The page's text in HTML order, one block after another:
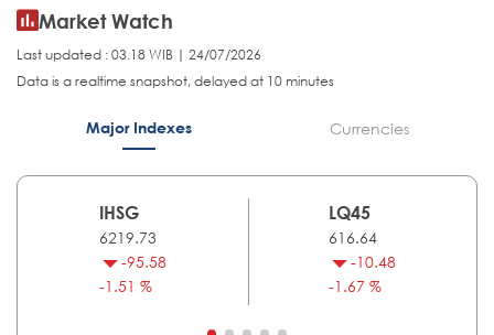
Market Watch
Last updated : 03.18 WIB | 24/07/2026
Data is a realtime snapshot, delayed at 10 minutes
Major Indexes Currencies
IHSG
6219.73
-95.58
-1.51 %
LQ45
616.64
-10.48
-1.67 %